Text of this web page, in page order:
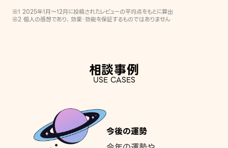
※1 2025年1月〜12月に投稿されたレビューの平均点をもとに算出
※2 個人の感想であり、効果・効能を保証するものではありません
相談事例
USE CASES
今後の運勢